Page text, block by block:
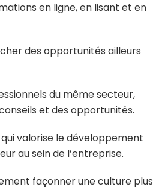
en ligne, en lisant et en
des opportunités ailleurs
du même secteur,
et des opportunités.
valorise le développement
au sein de l’entreprise.
façonner une culture plus